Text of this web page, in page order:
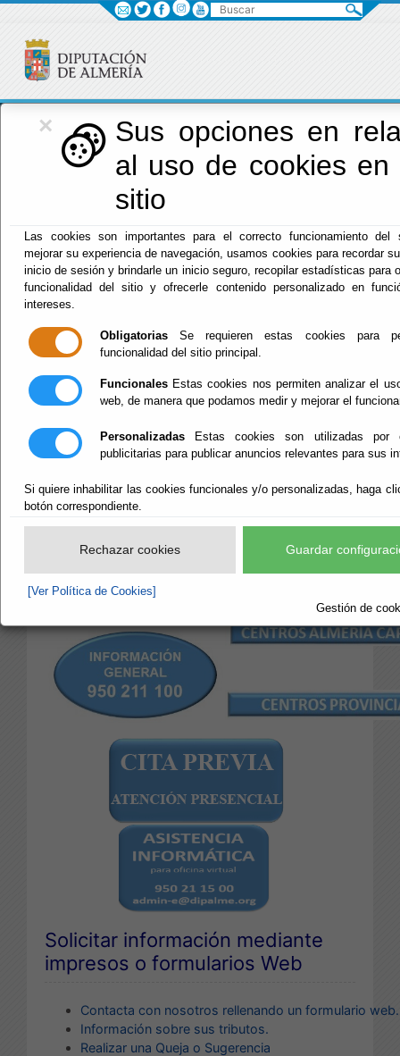
×
Sus opciones en
al uso de cookies en
sitio
Las cookies son importantes para el correcto funcionamiento del
mejorar su experiencia de navegación, usamos cookies para recordar
inicio de sesión y brindarle un inicio seguro, recopilar estadísticas para
funcionalidad del sitio y ofrecerle contenido personalizado en
intereses.
Obligatorias Se requieren estas cookies para
funcionalidad del sitio principal.
Funcionales Estas cookies nos permiten analizar el
web, de manera que podamos medir y mejorar el
Personalizadas Estas cookies son utilizadas por
publicitarias para publicar anuncios relevantes para sus
Si quiere inhabilitar las cookies funcionales y/o personalizadas, haga
botón correspondiente.
Rechazar cookies Guardar
[Ver Política de Cookies]
Gestión de
Diputación
Menú Diputación
DIPUTACIÓN
INFORMACIÓN
GENERAL
CENTROS
DIPUTACIÓN
Escuchar
Direcciones de Centros y
Oficinas de la Diputación de
Almería y sus teléfonos de
Contacto
Solicitar información mediante
impresos o formularios Web
Contacta con nosotros rellenando un formulario web.
Información sobre sus tributos.
Realizar una Queja o Sugerencia
Buscar